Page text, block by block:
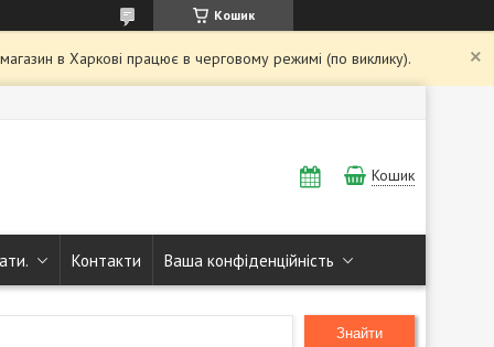
Кошик
в Харкові працює в черговому режимі (по виклику).
Кошик
Контакти Ваша конфіденційність
Знайти